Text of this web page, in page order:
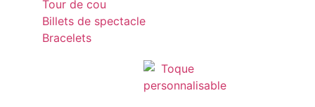
Tour de cou
Billets de spectacle
Bracelets